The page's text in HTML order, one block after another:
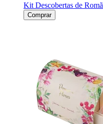
Kit Descobertas de Romã
Comprar